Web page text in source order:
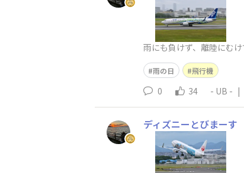
雨にも負けず、離陸にむけ
雨の日 飛行機
0 34 - UB - |
ディズニーとびまーす